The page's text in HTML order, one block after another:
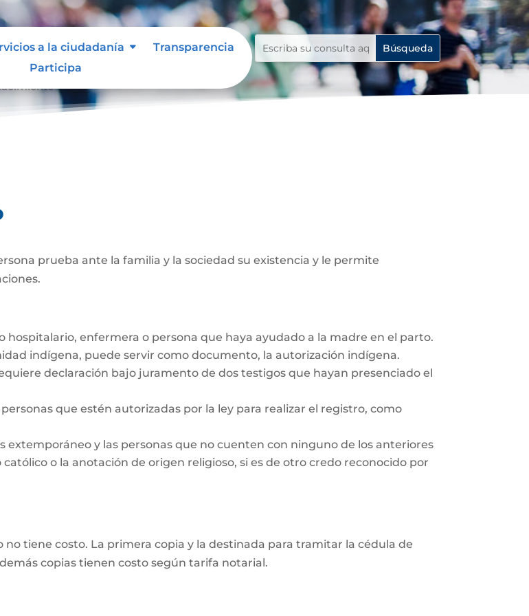
a la ciudadanía
Transparencia
Participa
prueba ante la familia y la sociedad su existencia y le permite
enfermera o persona que haya ayudado a la madre en el parto.
indígena, puede servir como documento, la autorización indígena.
declaración bajo juramento de dos testigos que hayan presenciado el
que estén autorizadas por la ley para realizar el registro, como
extemporáneo y las personas que no cuenten con ninguno de los anteriores
o la anotación de origen religioso, si es de otro credo reconocido por
tiene costo. La primera copia y la destinada para tramitar la cédula de
copias tienen costo según tarifa notarial.